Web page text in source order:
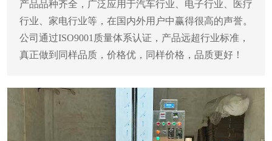
产品品种齐全，广泛应用于汽车行业、电子行业、医疗
行业、家电行业等，在国内外用户中赢得很高的声誉。
公司通过ISO9001质量体系认证，产品远超行业标准，
真正做到同样品质，价格优，同样价格，品质更好！